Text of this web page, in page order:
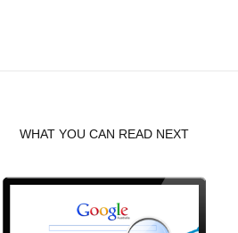
WHAT YOU CAN READ NEXT